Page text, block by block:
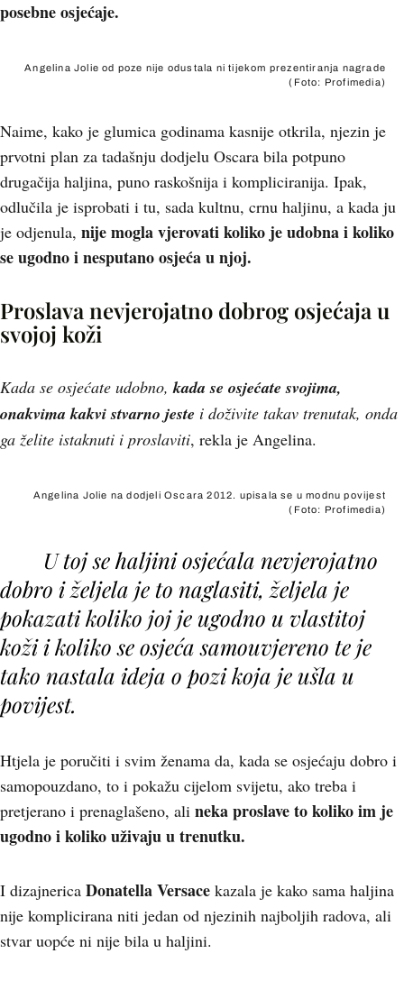
posebne osjećaje.
Angelina Jolie od poze nije odustala ni tijekom prezentiranja nagrade
(Foto: Profimedia)
Naime, kako je glumica godinama kasnije otkrila, njezin je
prvotni plan za tadašnju dodjelu Oscara bila potpuno
drugačija haljina, puno raskošnija i kompliciranija. Ipak,
odlučila je isprobati i tu, sada kultnu, crnu haljinu, a kada ju
je odjenula, nije mogla vjerovati koliko je udobna i koliko
se ugodno i nesputano osjeća u njoj.
Proslava nevjerojatno dobrog osjećaja u
svojoj koži
Kada se osjećate udobno,kada se osjećate svojima,
onakvima kakvi stvarno jeste i doživite takav trenutak, onda
ga želite istaknuti i proslaviti, rekla je Angelina.
Angelina Jolie na dodjeli Oscara 2012. upisala se u modnu povijest
(Foto: Profimedia)
U toj se haljini osjećala nevjerojatno
dobro i željela je to naglasiti, željela je
pokazati koliko joj je ugodno u vlastitoj
koži i koliko se osjeća samouvjereno te je
tako nastala ideja o pozi koja je ušla u
povijest.
Htjela je poručiti i svim ženama da, kada se osjećaju dobro i
samopouzdano, to i pokažu cijelom svijetu, ako treba i
pretjerano i prenaglašeno, ali neka proslave to koliko im je
ugodno i koliko uživaju u trenutku.
I dizajnerica Donatella Versace kazala je kako sama haljina
nije komplicirana niti jedan od njezinih najboljih radova, ali
stvar uopće ni nije bila u haljini.